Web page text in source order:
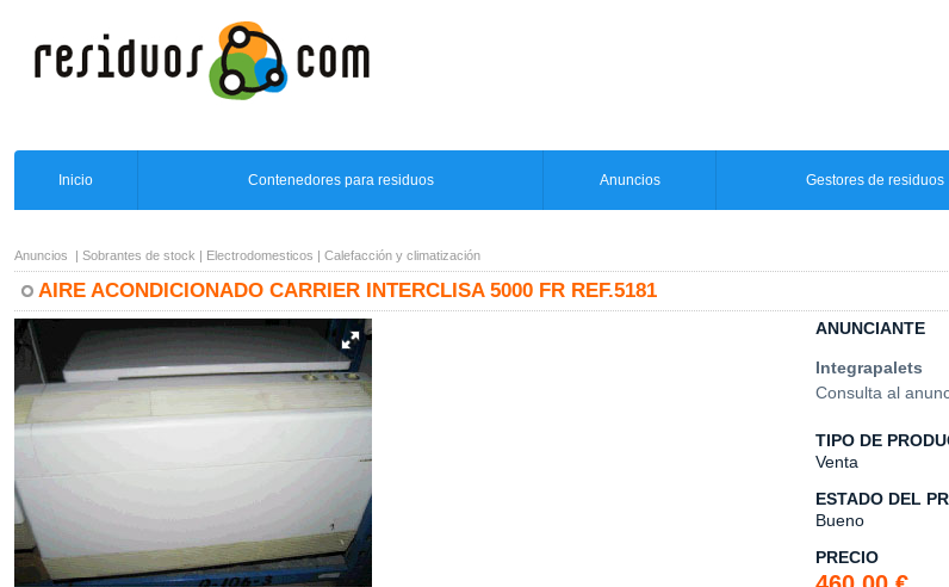
Inicio Contenedores para residuos Anuncios Gestores de residuos
Anuncios | Sobrantes de stock | Electrodomesticos | Calefacción y climatización
AIRE ACONDICIONADO CARRIER INTERCLISA 5000 FR REF.5181
ANUNCIANTE
Integrapalets
Consulta al
TIPO DE
Venta
ESTADO DEL
Bueno
PRECIO